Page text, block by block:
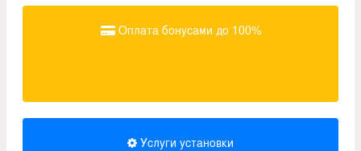
Оплата бонусами до 100%
Услуги установки